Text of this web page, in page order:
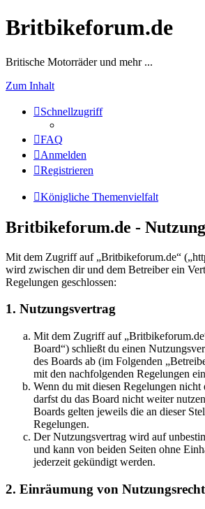
Britbikeforum.de
Britische Motorräder und mehr ...
Zum Inhalt
Schnellzugriff
FAQ
Anmelden
Registrieren
Königliche Themenvielfalt
Britbikeforum.de -
Mit dem Zugriff auf „Britbikeforum.de“
wird zwischen dir und dem Betreiber ein
Regelungen geschlossen:
1. Nutzungsvertrag
Mit dem Zugriff auf
Board“) schließt du einen
des Boards ab (im Folgenden
mit den nachfolgenden Regelungen
Wenn du mit diesen Regelungen nicht
darfst du das Board nicht weiter
Boards gelten jeweils die an dieser
Regelungen.
Der Nutzungsvertrag wird auf
und kann von beiden Seiten ohne
jederzeit gekündigt werden.
2. Einräumung von